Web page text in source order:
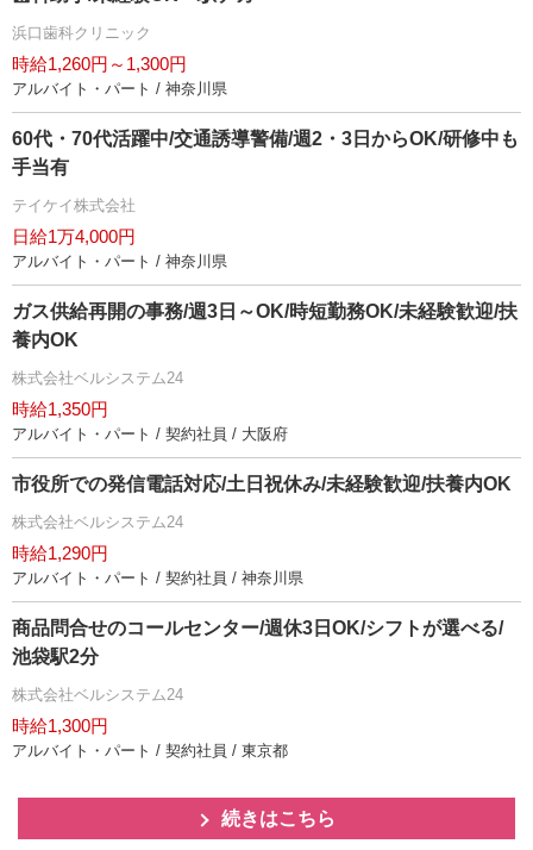
浜口歯科クリニック
時給1,260円～1,300円
アルバイト・パート / 神奈川県
60代・70代活躍中/交通誘導警備/週2・3日からOK/研修中も
手当有
テイケイ株式会社
日給1万4,000円
アルバイト・パート / 神奈川県
ガス供給再開の事務/週3日～OK/時短勤務OK/未経験歓迎/扶
養内OK
株式会社ベルシステム24
時給1,350円
アルバイト・パート / 契約社員 / 大阪府
市役所での発信電話対応/土日祝休み/未経験歓迎/扶養内OK
株式会社ベルシステム24
時給1,290円
アルバイト・パート / 契約社員 / 神奈川県
商品問合せのコールセンター/週休3日OK/シフトが選べる/
池袋駅2分
株式会社ベルシステム24
時給1,300円
アルバイト・パート / 契約社員 / 東京都
続きはこちら